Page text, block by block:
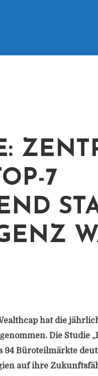
7
hat die
Die Studie
Büroteilmärkte
auf ihre